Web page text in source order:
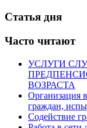
Статья дня
Часто читают
УСЛУГИ
ВОЗРАСТА
Организация
граждан,
Содействие